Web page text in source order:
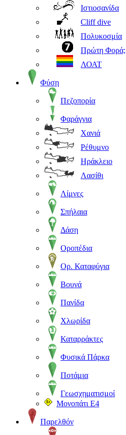
Ιστιοσανίδα
Cliff dive
Πολυκοσμία
Πρώτη Φορά;
ΛΟΑΤ
Φύση
Πεζοπορία
Φαράγγια
Χανιά
Ρέθυμνο
Ηράκλειο
Λασίθι
Λίμνες
Σπήλαια
Δάση
Οροπέδια
Ορ. Καταφύγια
Βουνά
Πανίδα
Χλωρίδα
Καταρράκτες
Φυσικά Πάρκα
Ποτάμια
Γεωσχηματισμοί
Μονοπάτι Ε4
Παρελθόν